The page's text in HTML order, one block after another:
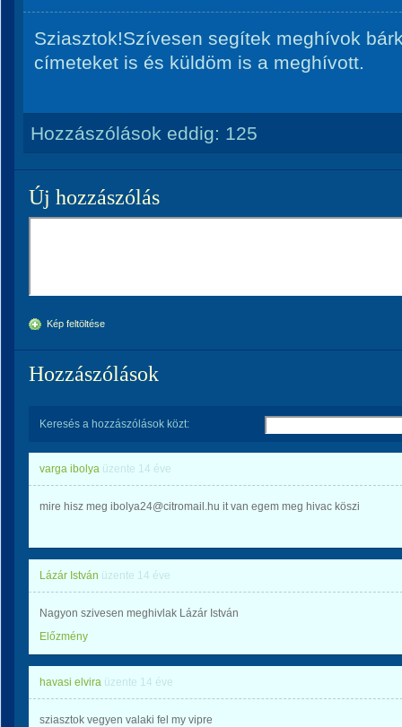
Sziasztok!Szívesen segítek meghívok
címeteket is és küldöm is a meghívott.
Hozzászólások eddig: 125
Új hozzászólás
Kép feltöltése
Hozzászólások
Keresés a hozzászólások közt:
varga ibolya üzente 14 éve
mire hisz meg ibolya24@citromail.hu it van egem meg hivac köszi
Lázár István üzente 14 éve
Nagyon szivesen meghivlak Lázár István
Előzmény
havasi elvira üzente 14 éve
sziasztok vegyen valaki fel my vipre